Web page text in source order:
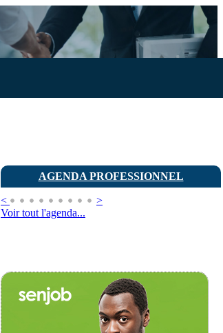
AGENDA PROFESSIONNEL
<
>
Voir tout l'agenda...